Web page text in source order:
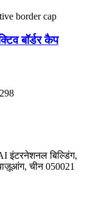
बॉर्डर कैप
इंटरनेशनल बिल्डिंग,
चीन 050021